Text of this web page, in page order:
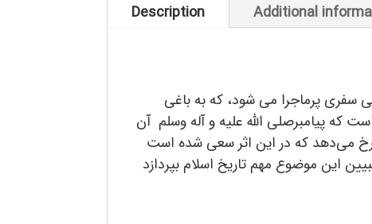
Description Additional
سفری پرماجرا می شود، که به باغی
که پیامبرصلی الله علیه و آله وسلم آن
رخ می‌دهد که در این اثر سعی شده است